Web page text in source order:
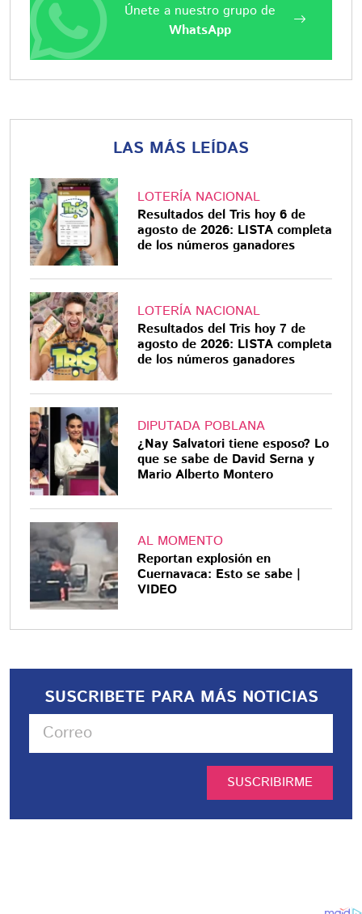
Únete a nuestro grupo de
WhatsApp
LAS MÁS LEÍDAS
LOTERÍA NACIONAL
Resultados del Tris hoy 6 de
agosto de 2026: LISTA completa
de los números ganadores
LOTERÍA NACIONAL
Resultados del Tris hoy 7 de
agosto de 2026: LISTA completa
de los números ganadores
DIPUTADA POBLANA
¿Nay Salvatori tiene esposo? Lo
que se sabe de David Serna y
Mario Alberto Montero
AL MOMENTO
Reportan explosión en
Cuernavaca: Esto se sabe |
VIDEO
SUSCRIBETE PARA MÁS NOTICIAS
SUSCRIBIRME